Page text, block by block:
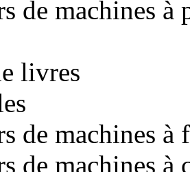
de machines à
livres
de machines à
de machines à